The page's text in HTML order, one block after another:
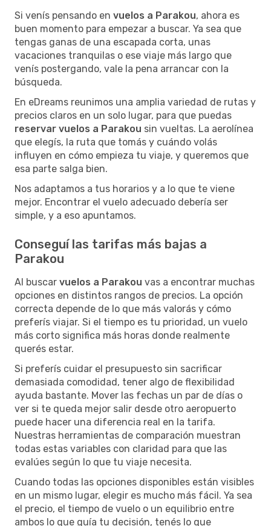
Si venís pensando en vuelos a Parakou, ahora es
buen momento para empezar a buscar. Ya sea que
tengas ganas de una escapada corta, unas
vacaciones tranquilas o ese viaje más largo que
venís postergando, vale la pena arrancar con la
búsqueda.
En eDreams reunimos una amplia variedad de rutas y
precios claros en un solo lugar, para que puedas
reservar vuelos a Parakou sin vueltas. La aerolínea
que elegís, la ruta que tomás y cuándo volás
influyen en cómo empieza tu viaje, y queremos que
esa parte salga bien.
Nos adaptamos a tus horarios y a lo que te viene
mejor. Encontrar el vuelo adecuado debería ser
simple, y a eso apuntamos.
Conseguí las tarifas más bajas a
Parakou
Al buscar vuelos a Parakou vas a encontrar muchas
opciones en distintos rangos de precios. La opción
correcta depende de lo que más valorás y cómo
preferís viajar. Si el tiempo es tu prioridad, un vuelo
más corto significa más horas donde realmente
querés estar.
Si preferís cuidar el presupuesto sin sacrificar
demasiada comodidad, tener algo de flexibilidad
ayuda bastante. Mover las fechas un par de días o
ver si te queda mejor salir desde otro aeropuerto
puede hacer una diferencia real en la tarifa.
Nuestras herramientas de comparación muestran
todas estas variables con claridad para que las
evalúes según lo que tu viaje necesita.
Cuando todas las opciones disponibles están visibles
en un mismo lugar, elegir es mucho más fácil. Ya sea
el precio, el tiempo de vuelo o un equilibrio entre
ambos lo que guía tu decisión, tenés lo que